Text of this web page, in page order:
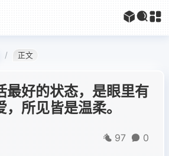
正文
最好的状态，是眼里有
所见皆是温柔。
97 0